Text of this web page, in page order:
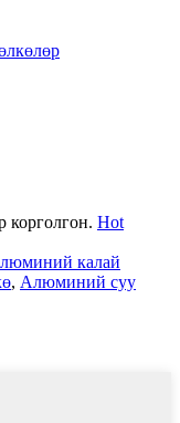
корголгон. Hot
калай
, Алюминий суу